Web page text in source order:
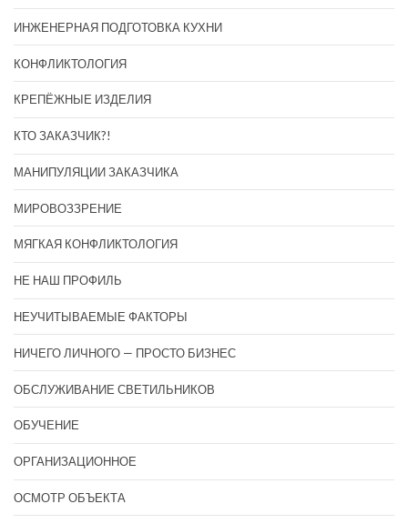
ИНЖЕНЕРНАЯ ПОДГОТОВКА КУХНИ
КОНФЛИКТОЛОГИЯ
КРЕПЁЖНЫЕ ИЗДЕЛИЯ
КТО ЗАКАЗЧИК?!
МАНИПУЛЯЦИИ ЗАКАЗЧИКА
МИРОВОЗЗРЕНИЕ
МЯГКАЯ КОНФЛИКТОЛОГИЯ
НЕ НАШ ПРОФИЛЬ
НЕУЧИТЫВАЕМЫЕ ФАКТОРЫ
НИЧЕГО ЛИЧНОГО — ПРОСТО БИЗНЕС
ОБСЛУЖИВАНИЕ СВЕТИЛЬНИКОВ
ОБУЧЕНИЕ
ОРГАНИЗАЦИОННОЕ
ОСМОТР ОБЪЕКТА